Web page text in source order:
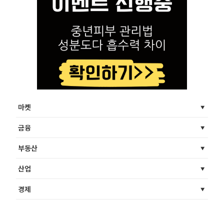
마켓
금융
부동산
산업
경제